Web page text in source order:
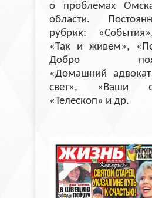
о проблемах
области.
рубрик:
«Так и живем»,
Добро
«Домашний
свет», «Ваши
«Телескоп» и др.